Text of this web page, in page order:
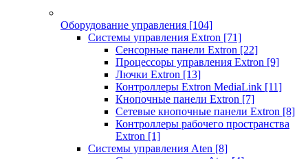
Оборудование управления [104]
Системы управления Extron [71]
Сенсорные панели Extron [22]
Процессоры управления Extron [9]
Лючки Extron [13]
Контроллеры Extron MediaLink [11]
Кнопочные панели Extron [7]
Сетевые кнопочные панели Extron [8]
Контроллеры рабочего пространства
Extron [1]
Системы управления Aten [8]